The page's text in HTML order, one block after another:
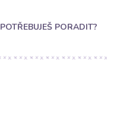
POTŘEBUJEŠ PORADIT?